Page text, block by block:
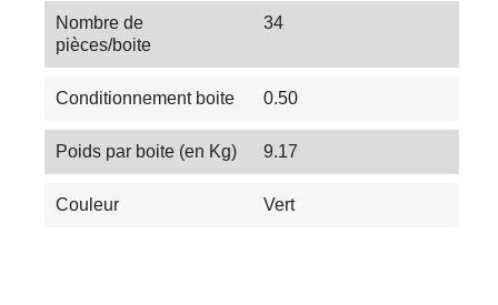
Nombre de
pièces/boite
34
Conditionnement boite 0.50
Poids par boite (en Kg) 9.17
Couleur Vert